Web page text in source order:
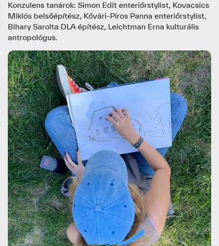
Konzulens tanárok: Simon Edit enteriőrstylist, Kovacsics
Miklós belsőépítész, Kővári-Piros Panna enteriőrstylist,
Bihary Sarolta DLA építész, Leichtman Erna kulturális
antropológus.